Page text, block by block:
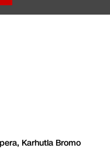
Karhutla Bromo